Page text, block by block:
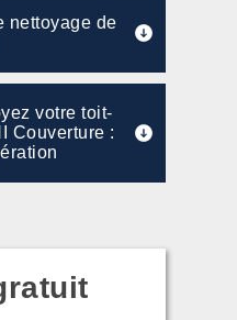
nettoyage de
votre toit-
Couverture :